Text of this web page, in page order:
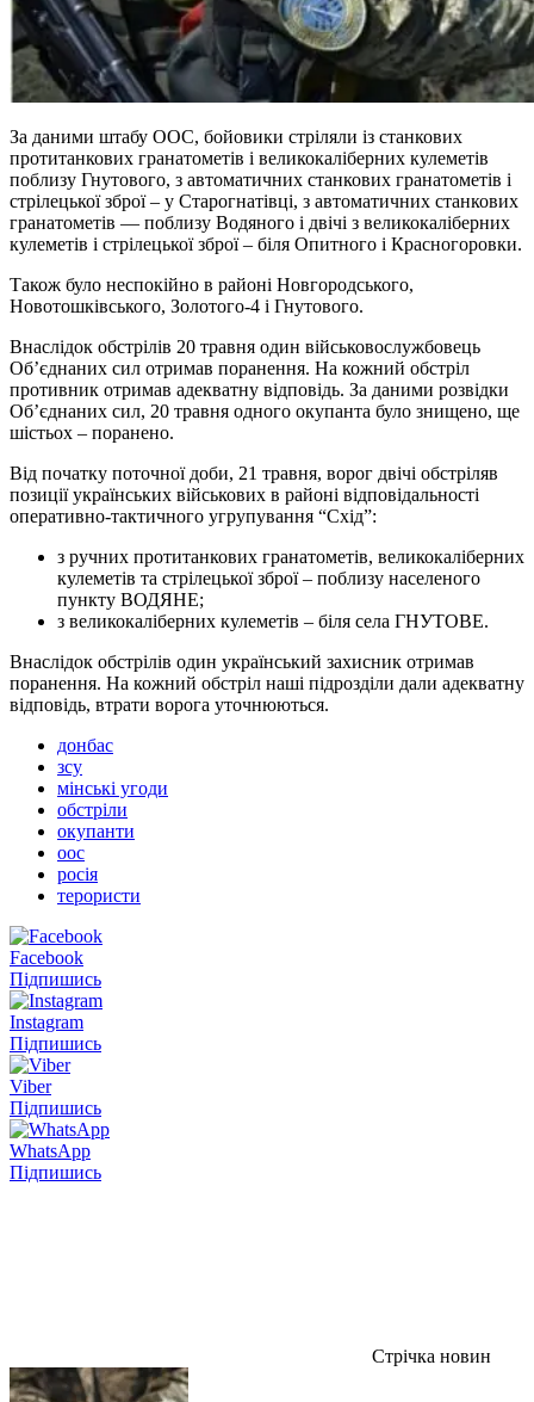
За даними штабу ООС, бойовики стріляли із станкових
протитанкових гранатометів і великокаліберних кулеметів
поблизу Гнутового, з автоматичних станкових гранатометів і
стрілецької зброї – у Старогнатівці, з автоматичних станкових
гранатометів — поблизу Водяного і двічі з великокаліберних
кулеметів і стрілецької зброї – біля Опитного і Красногоровки.
Також було неспокійно в районі Новгородського,
Новотошківського, Золотого-4 і Гнутового.
Внаслідок обстрілів 20 травня один військовослужбовець
Об’єднаних сил отримав поранення. На кожний обстріл
противник отримав адекватну відповідь. За даними розвідки
Об’єднаних сил, 20 травня одного окупанта було знищено, ще
шістьох – поранено.
Від початку поточної доби, 21 травня, ворог двічі обстріляв
позиції українських військових в районі відповідальності
оперативно-тактичного угрупування “Схід”:
з ручних протитанкових гранатометів, великокаліберних
кулеметів та стрілецької зброї – поблизу населеного
пункту ВОДЯНЕ;
з великокаліберних кулеметів – біля села ГНУТОВЕ.
Внаслідок обстрілів один український захисник отримав
поранення. На кожний обстріл наші підрозділи дали адекватну
відповідь, втрати ворога уточнюються.
донбас
зсу
мінські угоди
обстріли
окупанти
оос
росія
терористи
Facebook
Підпишись
Instagram
Підпишись
Viber
Підпишись
WhatsApp
Підпишись
Стрічка новин